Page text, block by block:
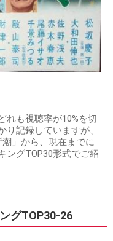
れも視聴率が10%を切
記録していますが、
」から、現在までに
ングTOP30形式でご紹
グTOP30-26